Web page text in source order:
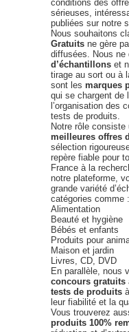
conditions des
sérieuses,
publiées sur notre
Nous souhaitons
Gratuits ne gère
diffusées. Nous ne
d’échantillons et
tirage au sort ou à
sont les marques
qui se chargent de
l’organisation des
tests de produits.
Notre rôle consiste
meilleures offres
sélection
repère fiable pour
France à la
notre plateforme,
grande variété
catégories comme :
Alimentation
Beauté et hygiène
Bébés et enfants
Produits pour
Maison et jardin
Livres, CD, DVD
En parallèle, nous
concours gratuits
tests de produits
leur fiabilité et la
Vous trouverez
produits 100%